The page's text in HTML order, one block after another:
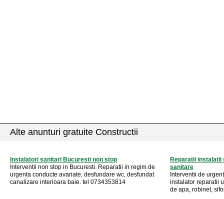
Alte anunturi gratuite Constructii
Instalatori sanitari Bucuresti non stop
Interventii non stop in Bucuresti. Reparatii in regim de
urgenta conducte avariate, desfundare wc, desfundat
canalizare interioara baie. tel 0734353814
Reparatii
sanitare
Interventii de
instalator reparatii
de apa, robinet,